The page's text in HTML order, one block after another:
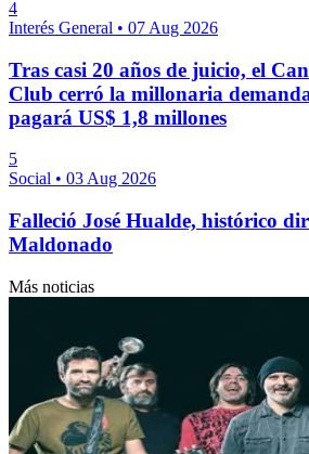
4
Interés General • 07 Aug 2026
Tras casi 20 años de juicio, el
Club cerró la millonaria
pagará US$ 1,8 millones
5
Social • 03 Aug 2026
Falleció José Hualde, histórico
Maldonado
Más noticias